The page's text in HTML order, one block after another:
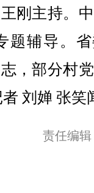
刚主持。
题辅导。
，部分村
刘婵 张笑
责任编